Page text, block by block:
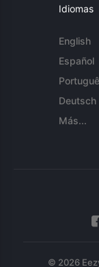
Idiomas
English
Español
Deutsch
Más...
© 2026